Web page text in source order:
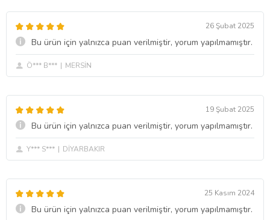
26 Şubat 2025
Bu ürün için yalnızca puan verilmiştir, yorum yapılmamıştır.
Ö*** B*** MERSİN
19 Şubat 2025
Bu ürün için yalnızca puan verilmiştir, yorum yapılmamıştır.
Y*** S*** DİYARBAKIR
25 Kasım 2024
Bu ürün için yalnızca puan verilmiştir, yorum yapılmamıştır.